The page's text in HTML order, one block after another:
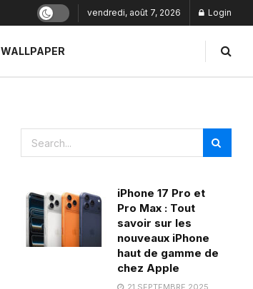
vendredi, août 7, 2026 Login
WALLPAPER
iPhone 17 Pro et
Pro Max : Tout
savoir sur les
nouveaux iPhone
haut de gamme de
chez Apple
21 SEPTEMBRE 2025